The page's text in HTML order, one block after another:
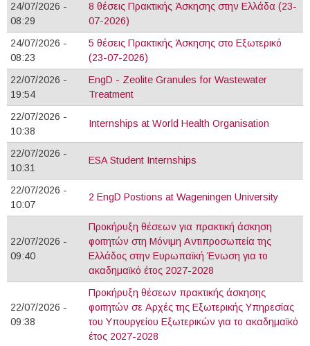
24/07/2026 -
08:29
8 θέσεις Πρακτικής Άσκησης στην Ελλάδα (23-
07-2026)
24/07/2026 -
08:23
5 θέσεις Πρακτικής Άσκησης στο Εξωτερικό
(23-07-2026)
22/07/2026 -
19:54
EngD - Zeolite Granules for Wastewater
Treatment
22/07/2026 -
10:38
Internships at World Health Organisation
22/07/2026 -
10:31
ESA Student Internships
22/07/2026 -
10:07
2 EngD Postions at Wageningen University
22/07/2026 -
09:40
Προκήρυξη θέσεων για πρακτική άσκηση
φοιτητών στη Μόνιμη Αντιπροσωπεία της
Ελλάδος στην Ευρωπαϊκή Ένωση για το
ακαδημαϊκό έτος 2027-2028
22/07/2026 -
09:38
Προκήρυξη θέσεων πρακτικής άσκησης
φοιτητών σε Αρχές της Εξωτερικής Υπηρεσίας
του Υπουργείου Εξωτερικών για το ακαδημαϊκό
έτος 2027-2028